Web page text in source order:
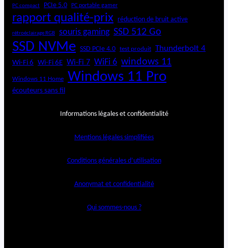
PC compact PCIe 5.0 PC portable gamer
rapport qualité-prix réduction de bruit active
rétroéclairage RGB souris gaming SSD 512 Go
SSD NVMe SSD PCIe 4.0 test produit Thunderbolt 4
Wi-Fi 6 Wi-Fi 6E Wi-Fi 7 WiFi 6 windows 11
Windows 11 Home Windows 11 Pro
écouteurs sans fil
Informations légales et confidentialité
Mentions légales simplifiées
Conditions générales d’utilisation
Anonymat et confidentialité
Qui sommes-nous ?